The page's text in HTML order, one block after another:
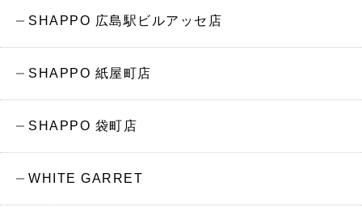
SHAPPO 広島駅ビルアッセ店
SHAPPO 紙屋町店
SHAPPO 袋町店
WHITE GARRET